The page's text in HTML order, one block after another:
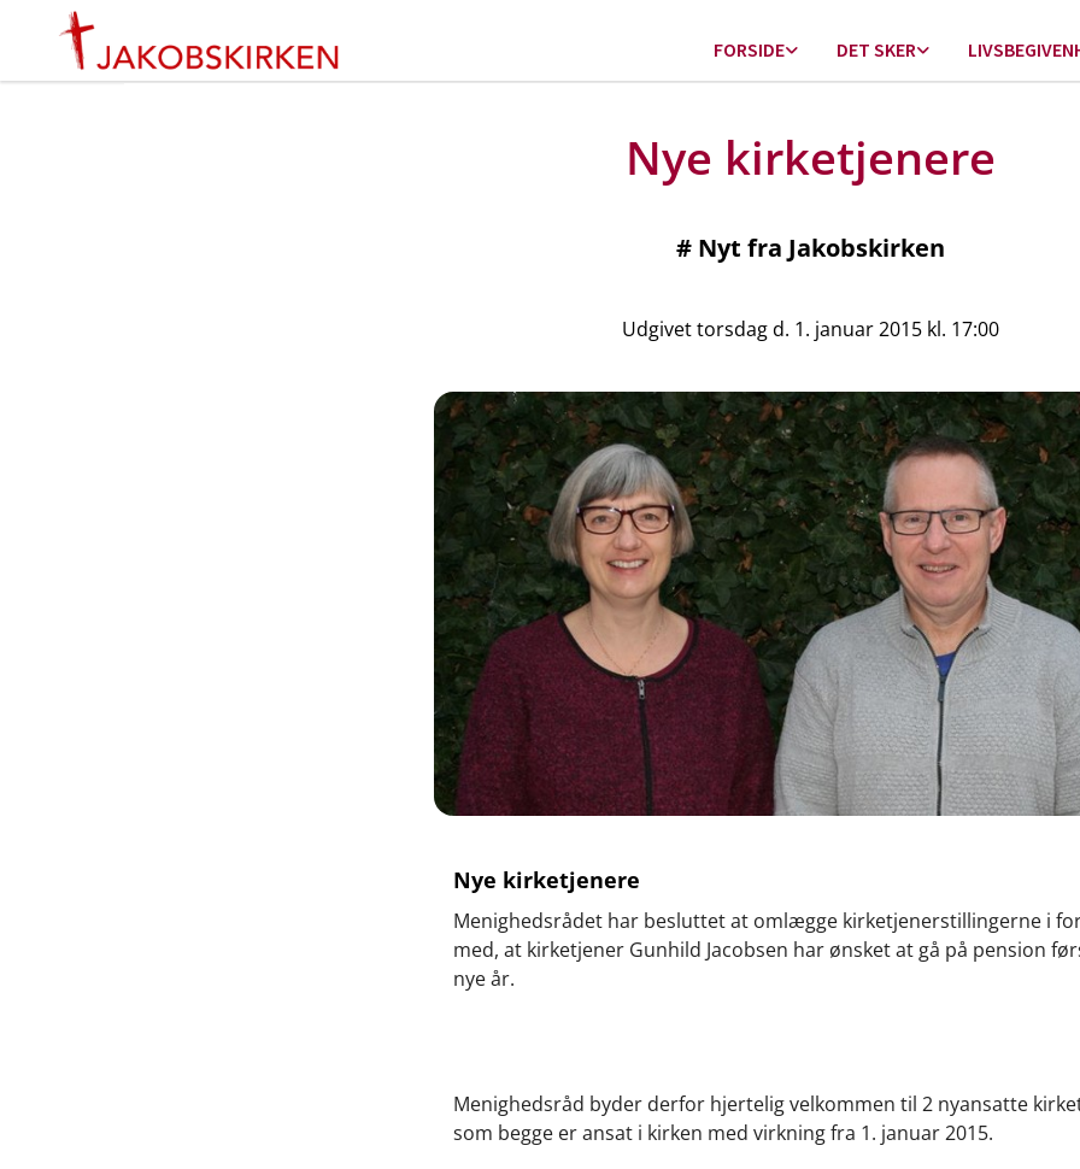
FORSIDE DET SKER
Nye kirketjenere
# Nyt fra Jakobskirken
Udgivet torsdag d. 1. januar 2015 kl. 17:00
Nye kirketjenere
Menighedsrådet har besluttet at omlægge kirketjenerstillingerne i
med, at kirketjener Gunhild Jacobsen har ønsket at gå på pension
nye år.
Menighedsråd byder derfor hjertelig velkommen til 2 nyansatte
som begge er ansat i kirken med virkning fra 1. januar 2015.